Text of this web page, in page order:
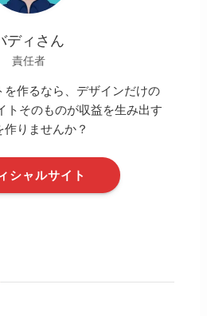
ディさん
責任者
作るなら、デザインだけの
トそのものが収益を生み出す
作りませんか？
シャルサイト